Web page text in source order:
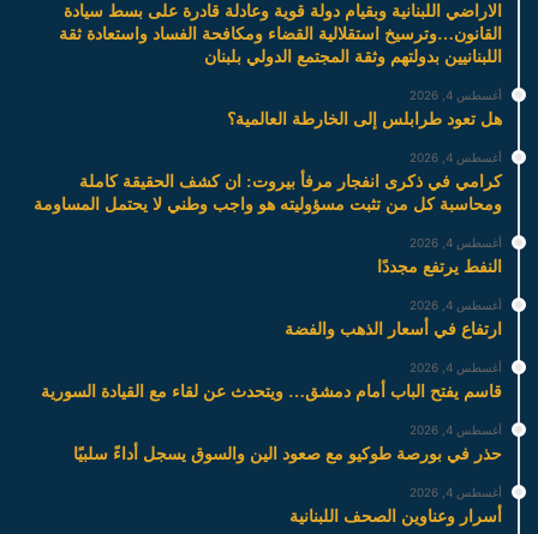
الاراضي اللبنانية وبقيام دولة قوية وعادلة قادرة على بسط سيادة
القانون…وترسيخ استقلالية القضاء ومكافحة الفساد واستعادة ثقة
اللبنانيين بدولتهم وثقة المجتمع الدولي بلبنان
أغسطس 4, 2026
هل تعود طرابلس إلى الخارطة العالمية؟
أغسطس 4, 2026
كرامي في ذكرى انفجار مرفأ بيروت: ان كشف الحقيقة كاملة
ومحاسبة كل من تثبت مسؤوليته هو واجب وطني لا يحتمل المساومة
أغسطس 4, 2026
النفط يرتفع مجددًا
أغسطس 4, 2026
ارتفاع في أسعار الذهب والفضة
أغسطس 4, 2026
قاسم يفتح الباب أمام دمشق… ويتحدث عن لقاء مع القيادة السورية
أغسطس 4, 2026
حذر في بورصة طوكيو مع صعود الين والسوق يسجل أداءً سلبيًا
أغسطس 4, 2026
أسرار وعناوين الصحف اللبنانية